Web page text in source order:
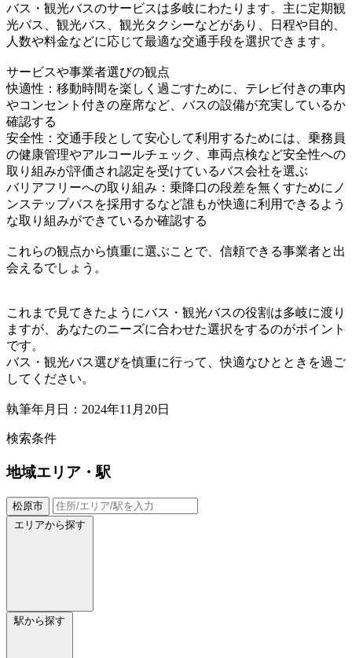
バス・観光バスのサービスは多岐にわたります。主に定期観
光バス、観光バス、観光タクシーなどがあり、日程や目的、
人数や料金などに応じて最適な交通手段を選択できます。
サービスや事業者選びの観点
快適性：移動時間を楽しく過ごすために、テレビ付きの車内
やコンセント付きの座席など、バスの設備が充実しているか
確認する
安全性：交通手段として安心して利用するためには、乗務員
の健康管理やアルコールチェック、車両点検など安全性への
取り組みが評価され認定を受けているバス会社を選ぶ
バリアフリーへの取り組み：乗降口の段差を無くすためにノ
ンステップバスを採用するなど誰もが快適に利用できるよう
な取り組みができているか確認する
これらの観点から慎重に選ぶことで、信頼できる事業者と出
会えるでしょう。
これまで見てきたようにバス・観光バスの役割は多岐に渡り
ますが、あなたのニーズに合わせた選択をするのがポイント
です。
バス・観光バス選びを慎重に行って、快適なひとときを過ご
してください。
執筆年月日：2024年11月20日
検索条件
地域エリア・駅
松原市
エリアから探す
駅から探す